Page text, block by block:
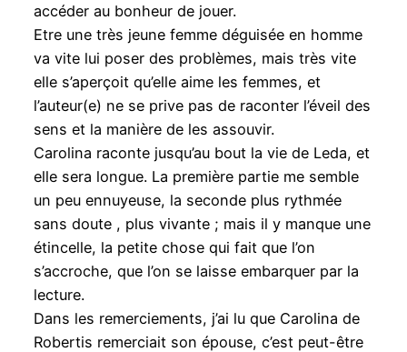
accéder au bonheur de jouer.
Etre une très jeune femme déguisée en homme
va vite lui poser des problèmes, mais très vite
elle s’aperçoit qu’elle aime les femmes, et
l’auteur(e) ne se prive pas de raconter l’éveil des
sens et la manière de les assouvir.
Carolina raconte jusqu’au bout la vie de Leda, et
elle sera longue. La première partie me semble
un peu ennuyeuse, la seconde plus rythmée
sans doute , plus vivante ; mais il y manque une
étincelle, la petite chose qui fait que l’on
s’accroche, que l’on se laisse embarquer par la
lecture.
Dans les remerciements, j’ai lu que Carolina de
Robertis remerciait son épouse, c’est peut-être